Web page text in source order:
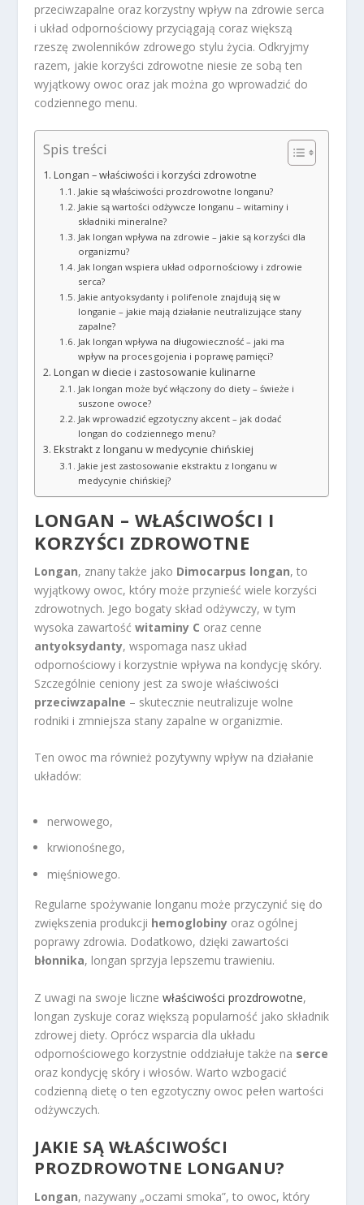
przeciwzapalne oraz korzystny wpływ na zdrowie serca
i układ odpornościowy przyciągają coraz większą
rzeszę zwolenników zdrowego stylu życia. Odkryjmy
razem, jakie korzyści zdrowotne niesie ze sobą ten
wyjątkowy owoc oraz jak można go wprowadzić do
codziennego menu.
Spis treści
Longan – właściwości i korzyści zdrowotne
Jakie są właściwości prozdrowotne longanu?
Jakie są wartości odżywcze longanu – witaminy i
składniki mineralne?
Jak longan wpływa na zdrowie – jakie są korzyści dla
organizmu?
Jak longan wspiera układ odpornościowy i zdrowie
serca?
Jakie antyoksydanty i polifenole znajdują się w
longanie – jakie mają działanie neutralizujące stany
zapalne?
Jak longan wpływa na długowieczność – jaki ma
wpływ na proces gojenia i poprawę pamięci?
Longan w diecie i zastosowanie kulinarne
Jak longan może być włączony do diety – świeże i
suszone owoce?
Jak wprowadzić egzotyczny akcent – jak dodać
longan do codziennego menu?
Ekstrakt z longanu w medycynie chińskiej
Jakie jest zastosowanie ekstraktu z longanu w
medycynie chińskiej?
LONGAN – WŁAŚCIWOŚCI I
KORZYŚCI ZDROWOTNE
Longan, znany także jako Dimocarpus longan, to
wyjątkowy owoc, który może przynieść wiele korzyści
zdrowotnych. Jego bogaty skład odżywczy, w tym
wysoka zawartośćwitaminy C oraz cenne
antyoksydanty, wspomaga nasz układ
odpornościowy i korzystnie wpływa na kondycję skóry.
Szczególnie ceniony jest za swoje właściwości
przeciwzapalne – skutecznie neutralizuje wolne
rodniki i zmniejsza stany zapalne w organizmie.
Ten owoc ma również pozytywny wpływ na działanie
układów:
nerwowego,
krwionośnego,
mięśniowego.
Regularne spożywanie longanu może przyczynić się do
zwiększenia produkcji hemoglobiny oraz ogólnej
poprawy zdrowia. Dodatkowo, dzięki zawartości
błonnika, longan sprzyja lepszemu trawieniu.
Z uwagi na swoje licznewłaściwości prozdrowotne,
longan zyskuje coraz większą popularność jako składnik
zdrowej diety. Oprócz wsparcia dla układu
odpornościowego korzystnie oddziałuje także na serce
oraz kondycję skóry i włosów. Warto wzbogacić
codzienną dietę o ten egzotyczny owoc pełen wartości
odżywczych.
JAKIE SĄ WŁAŚCIWOŚCI
PROZDROWOTNE LONGANU?
Longan, nazywany „oczami smoka”, to owoc, który